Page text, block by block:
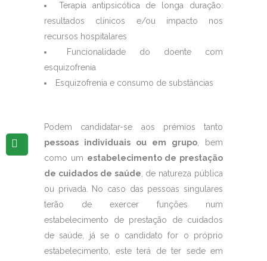
Terapia antipsicótica de longa duração:
resultados clínicos e/ou impacto nos
recursos hospitalares
Funcionalidade do doente com
esquizofrenia
Esquizofrenia e consumo de substâncias
Podem candidatar-se aos prémios tanto
pessoas individuais ou em grupo , bem
como um estabelecimento de prestação
de cuidados de saúde , de natureza pública
ou privada. No caso das pessoas singulares
terão de exercer funções num
estabelecimento de prestação de cuidados
de saúde, já se o candidato for o próprio
estabelecimento, este terá de ter sede em